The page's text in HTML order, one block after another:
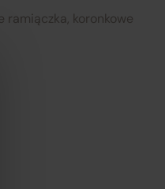
ramiączka, koronkowe